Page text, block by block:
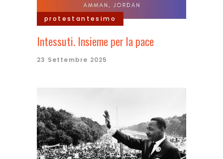
protestantesimo
Intessuti. Insieme per la pace
23 Settembre 2025